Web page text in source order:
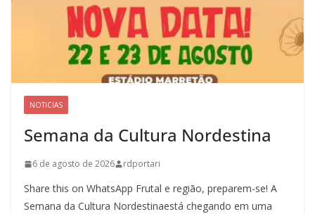
NOTICIAS
Semana da Cultura Nordestina
6 de agosto de 2026 rdportari
Share this on WhatsApp Frutal e região, preparem-se! A
Semana da Cultura Nordestinaestá chegando em uma